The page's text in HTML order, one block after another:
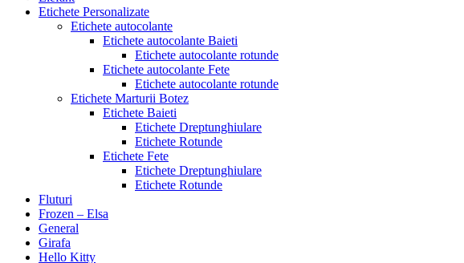
Etichete Personalizate
Etichete autocolante
Etichete autocolante Baieti
Etichete autocolante rotunde
Etichete autocolante Fete
Etichete autocolante rotunde
Etichete Marturii Botez
Etichete Baieti
Etichete Dreptunghiulare
Etichete Rotunde
Etichete Fete
Etichete Dreptunghiulare
Etichete Rotunde
Fluturi
Frozen – Elsa
General
Girafa
Hello Kitty